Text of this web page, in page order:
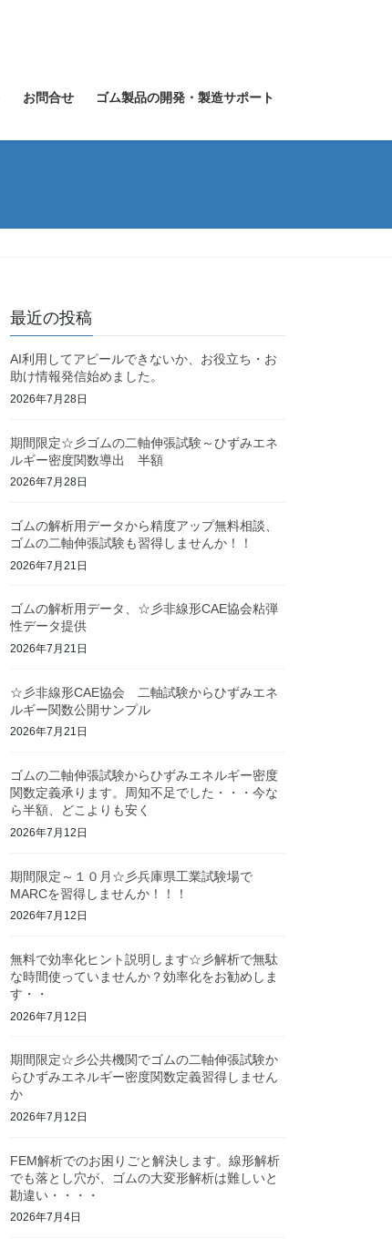
お問合せ ゴム製品の開発・製造サポート
最近の投稿
AI利用してアピールできないか、お役立ち・お
助け情報発信始めました。
2026年7月28日
期間限定☆彡ゴムの二軸伸張試験～ひずみエネ
ルギー密度関数導出 半額
2026年7月28日
ゴムの解析用データから精度アップ無料相談、
ゴムの二軸伸張試験も習得しませんか！！
2026年7月21日
ゴムの解析用データ、☆彡非線形CAE協会粘弾
性データ提供
2026年7月21日
☆彡非線形CAE協会 二軸試験からひずみエネ
ルギー関数公開サンプル
2026年7月21日
ゴムの二軸伸張試験からひずみエネルギー密度
関数定義承ります。周知不足でした・・・今な
ら半額、どこよりも安く
2026年7月12日
期間限定～１０月☆彡兵庫県工業試験場で
MARCを習得しませんか！！！
2026年7月12日
無料で効率化ヒント説明します☆彡解析で無駄
な時間使っていませんか？効率化をお勧めしま
す・・
2026年7月12日
期間限定☆彡公共機関でゴムの二軸伸張試験か
らひずみエネルギー密度関数定義習得しません
か
2026年7月12日
FEM解析でのお困りごと解決します。線形解析
でも落とし穴が、ゴムの大変形解析は難しいと
勘違い・・・・
2026年7月4日